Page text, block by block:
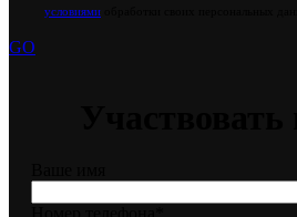
условиями
GO